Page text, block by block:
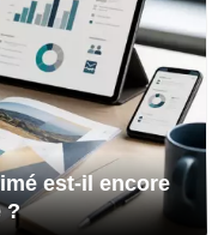
est-il encore
?